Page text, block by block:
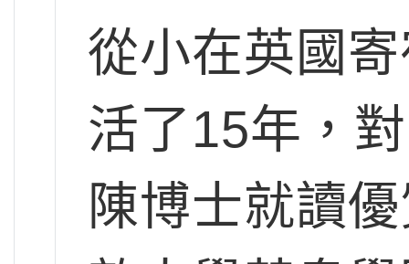
從小在英國
活了15年，
陳博士就讀